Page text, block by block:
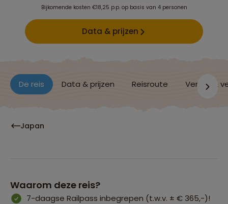
Bijkomende kosten €18,25 p.p. op basis van 4 personen
Data & prijzen
De reis Data & prijzen Reisroute Verblijf &
Japan
Waarom deze reis?
7-daagse Railpass inbegrepen (t.w.v. ± € 365,-)!